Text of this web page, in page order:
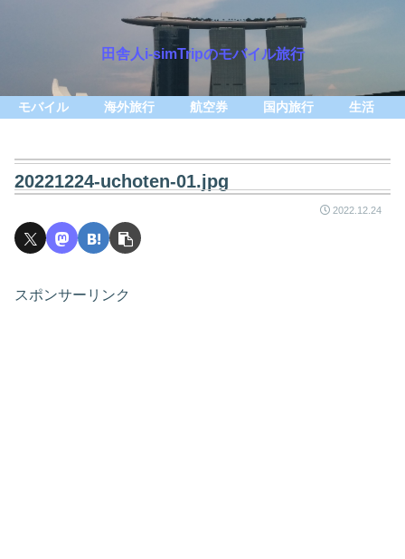
田舎人i-simTripのモバイル旅行
モバイル 海外旅行 航空券 国内旅行 生活
20221224-uchoten-01.jpg
2022.12.24
スポンサーリンク